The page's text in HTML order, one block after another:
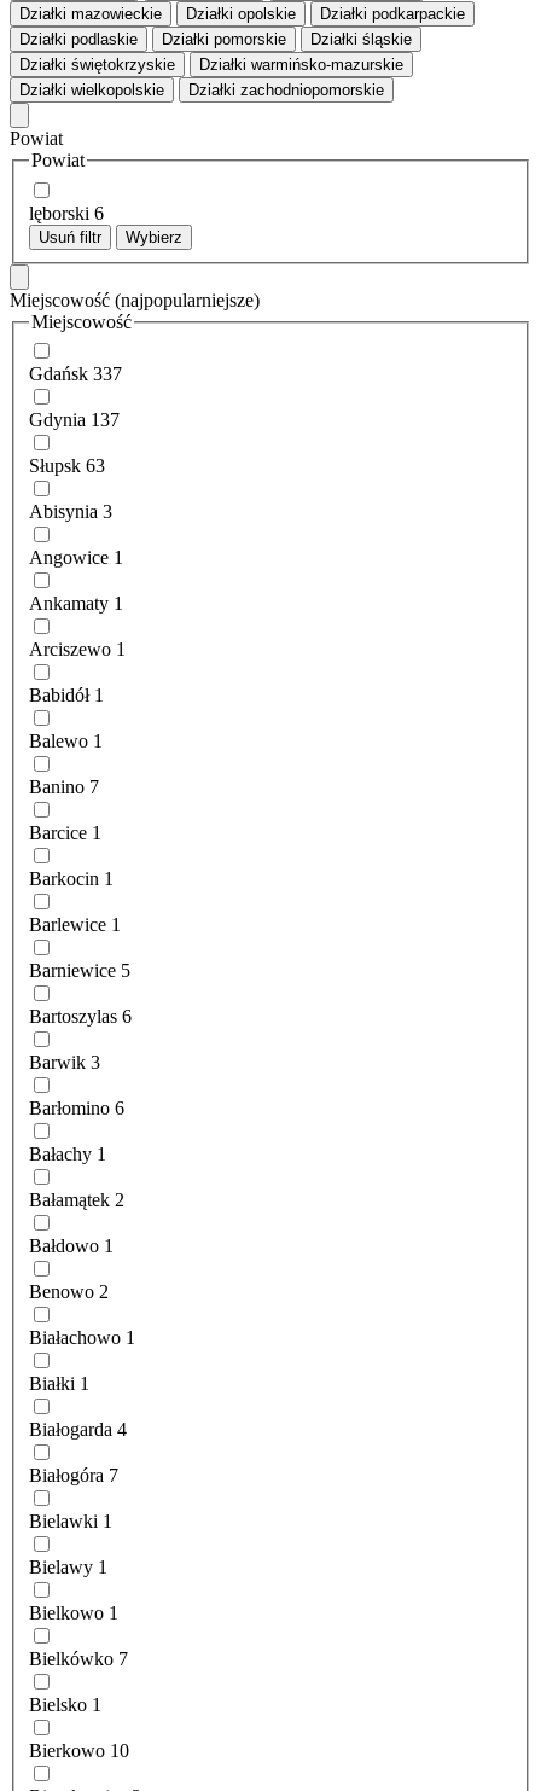
Działki mazowieckie
Działki opolskie
Działki podkarpackie
Działki podlaskie
Działki pomorskie
Działki śląskie
Działki świętokrzyskie
Działki warmińsko-mazurskie
Działki wielkopolskie
Działki zachodniopomorskie
Powiat
Powiat
lęborski 6
Usuń filtr Wybierz
Miejscowość (najpopularniejsze)
Miejscowość
Gdańsk 337
Gdynia 137
Słupsk 63
Abisynia 3
Angowice 1
Ankamaty 1
Arciszewo 1
Babidół 1
Balewo 1
Banino 7
Barcice 1
Barkocin 1
Barlewice 1
Barniewice 5
Bartoszylas 6
Barwik 3
Barłomino 6
Bałachy 1
Bałamątek 2
Bałdowo 1
Benowo 2
Białachowo 1
Białki 1
Białogarda 4
Białogóra 7
Bielawki 1
Bielawy 1
Bielkowo 1
Bielkówko 7
Bielsko 1
Bierkowo 10